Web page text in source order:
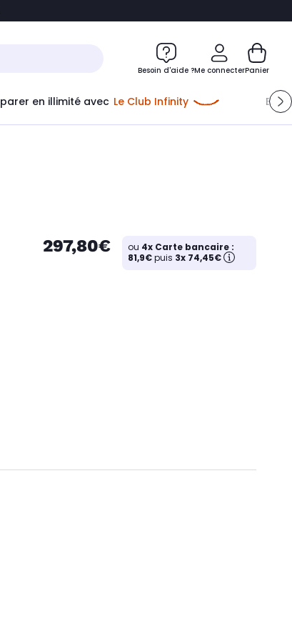
directement au chatbot
Besoin d'aide ?Me connecterPanier
en illimité avec Le Club Infinity
297,80€ ou 4x Carte bancaire :
81,9€puis 3x 74,45€